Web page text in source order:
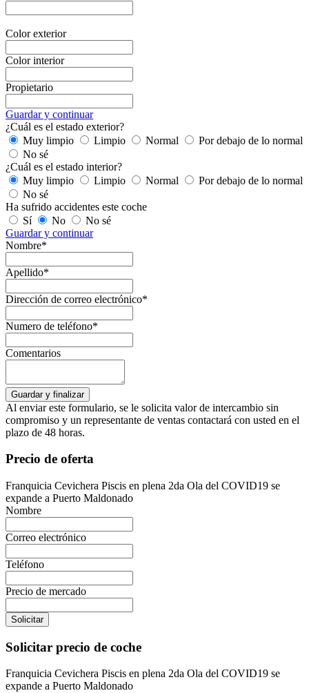
Color exterior
Color interior
Propietario
Guardar y continuar
¿Cuál es el estado exterior?
Muy limpio
Limpio Normal
Por debajo de lo normal
No sé
¿Cuál es el estado interior?
Muy limpio
Limpio Normal
Por debajo de lo normal
No sé
Ha sufrido accidentes este coche
Sí
No
No sé
Guardar y continuar
Nombre*
Apellido*
Dirección de correo electrónico*
Numero de teléfono*
Comentarios
Al enviar este formulario, se le solicita valor de intercambio sin
compromiso y un representante de ventas contactará con usted en el
plazo de 48 horas.
Precio de oferta
Franquicia Cevichera Piscis en plena 2da Ola del COVID19 se
expande a Puerto Maldonado
Nombre
Correo electrónico
Teléfono
Precio de mercado
Solicitar
Solicitar precio de coche
Franquicia Cevichera Piscis en plena 2da Ola del COVID19 se
expande a Puerto Maldonado